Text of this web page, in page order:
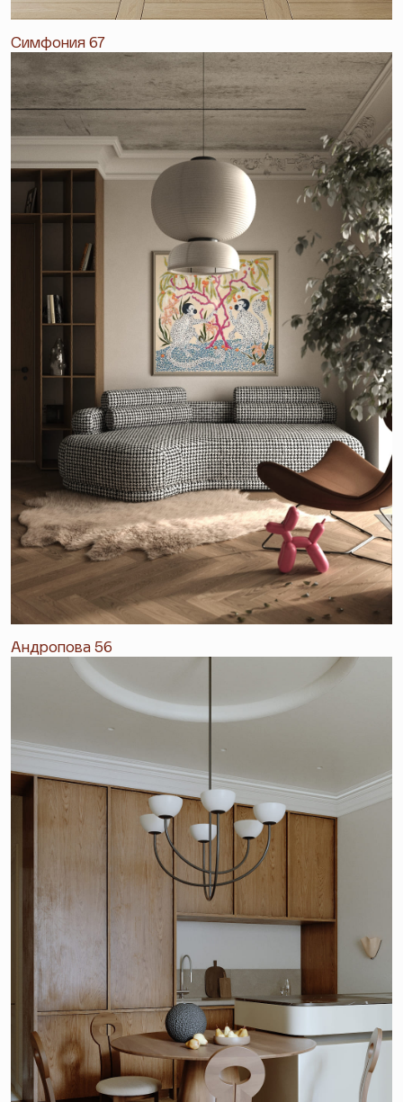
Симфония 67
Андропова 56